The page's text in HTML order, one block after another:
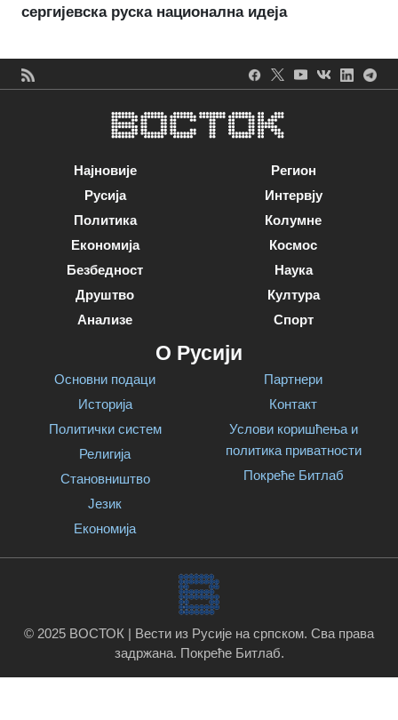
сергијевска руска национална идеја
Најновије
Русија
Политика
Економија
Безбедност
Друштво
Анализе
Регион
Интервју
Колумне
Космос
Наука
Култура
Спорт
О Русији
Основни подаци
Историја
Политички систем
Религија
Становништво
Језик
Економија
Партнери
Контакт
Услови коришћења и
политика приватности
Покреће Битлаб
© 2025 ВОСТОК | Вести из Русије на српском. Сва права
задржана. Покреће Битлаб.